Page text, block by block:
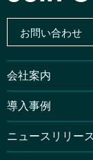
お問い合わせ
会社案内
導入事例
ニュースリリー